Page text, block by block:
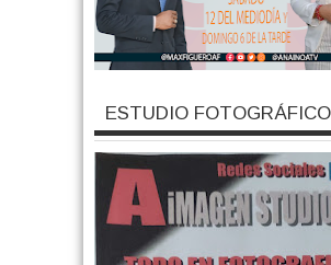
ESTUDIO FOTOGRÁFICO